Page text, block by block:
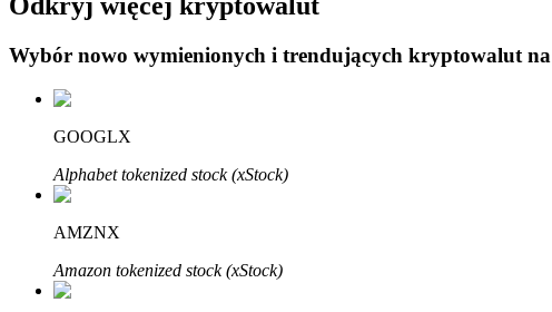
Blokady BTR
Ekskluzywne inwestycje dla posiadaczy BTR
Odkryj więcej kryptowalut
Wybór nowo wymienionych i trendujących kryptowalut na
GOOGLX
Alphabet tokenized stock (xStock)
AMZNX
Amazon tokenized stock (xStock)